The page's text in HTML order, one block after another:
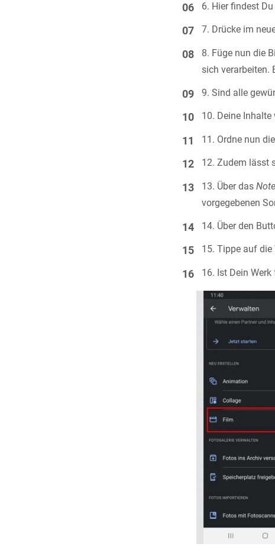
Hier findest
Drücke im
Füge nun die
sich verarbeiten.
Sind alle
Deine
Ordne nun
Zudem lässt
Über das
vorgegebenen
Über den
Tippe auf die
Ist Dein